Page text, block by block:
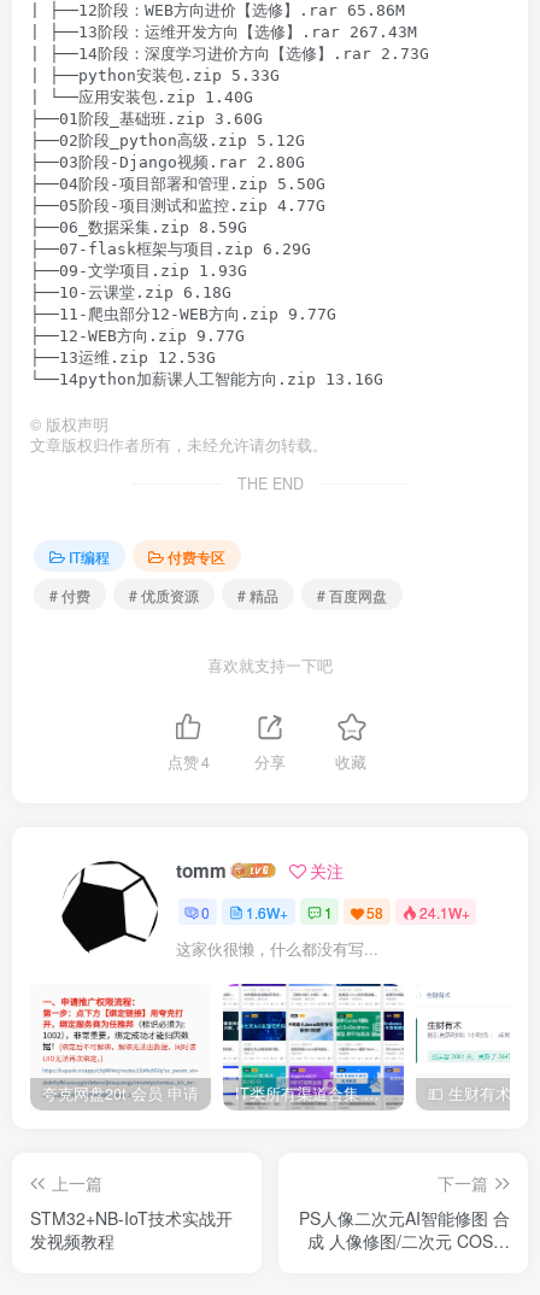
| ├──12阶段：WEB方向进价【选修】.rar 65.86M
| ├──13阶段：运维开发方向【选修】.rar 267.43M
| ├──14阶段：深度学习进价方向【选修】.rar 2.73G
| ├──python安装包.zip 5.33G
| └──应用安装包.zip 1.40G
├──01阶段_基础班.zip 3.60G
├──02阶段_python高级.zip 5.12G
├──03阶段-Django视频.rar 2.80G
├──04阶段-项目部署和管理.zip 5.50G
├──05阶段-项目测试和监控.zip 4.77G
├──06_数据采集.zip 8.59G
├──07-flask框架与项目.zip 6.29G
├──09-文学项目.zip 1.93G
├──10-云课堂.zip 6.18G
├──11-爬虫部分12-WEB方向.zip 9.77G
├──12-WEB方向.zip 9.77G
├──13运维.zip 12.53G
© 版权声明
文章版权归作者所有，未经允许请勿转载。
THE END
IT编程
付费专区
# 付费
# 优质资源 # 精品 # 百度网盘
喜欢就支持一下吧
点赞4 分享 收藏
tomm 关注
0 1.6W+ 1 58 24.1W+
这家伙很懒，什么都没有写...
夸克网盘20t 会员 申请 IT类所有渠道合集 持续日更，目前近四千多条资源 年费用户微信私信获取权限
上一篇
STM32+NB-IoT技术实战开
发视频教程
下一篇
PS人像二次元AI智能修图 合
成 人像修图/二次元 COS合